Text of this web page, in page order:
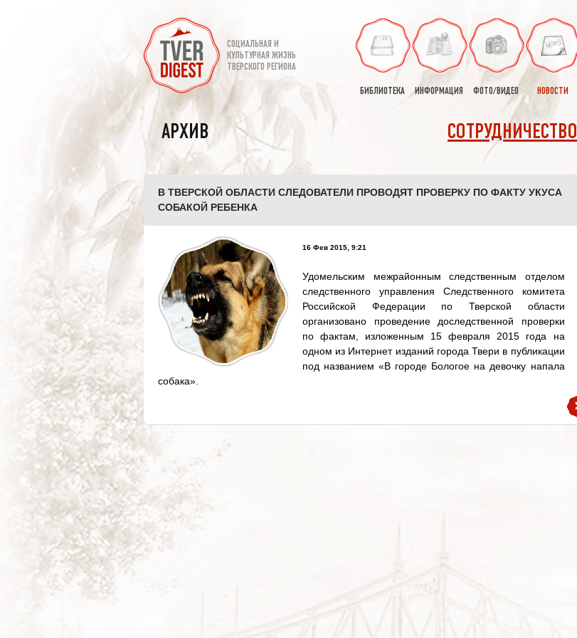
СОЦИАЛЬНАЯ И
КУЛЬТУРНАЯ ЖИЗНЬ
ТВЕРСКОГО РЕГИОНА
БИБЛИОТЕКА ИНФОРМАЦИЯ ФОТО/ВИДЕО НОВОСТИ
АРХИВ СОТРУДНИЧЕСТВО
В ТВЕРСКОЙ ОБЛАСТИ СЛЕДОВАТЕЛИ ПРОВОДЯТ ПРОВЕРКУ ПО ФАКТУ УКУСА
СОБАКОЙ РЕБЕНКА
16 Фев 2015, 9:21
Удомельским межрайонным следственным отделом
следственного управления Следственного комитета
Российской Федерации по Тверской области
организовано проведение доследственной проверки
по фактам, изложенным 15 февраля 2015 года на
одном из Интернет изданий города Твери в публикации
под названием «В городе Бологое на девочку напала
собака».